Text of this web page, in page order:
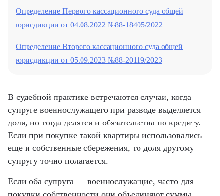
Определение Первого кассационного суда общей
юрисдикции от 04.08.2022 №88-18405/2022
Определение Второго кассационного суда общей
юрисдикции от 05.09.2023 №88-20119/2023
В судебной практике встречаются случаи, когда
супруге военнослужащего при разводе выделяется
доля, но тогда делятся и обязательства по кредиту.
Если при покупке такой квартиры использовались
еще и собственные сбережения, то доля другому
супругу точно полагается.
Если оба супруга — военнослужащие, часто для
покупки собственности они объединяют суммы